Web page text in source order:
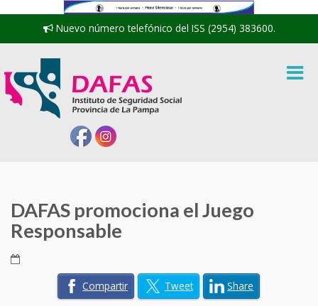
Nuevo número telefónico del ISS (2954) 383600.
DAFAS promociona el Juego
Responsable
Compartir Tweet Share